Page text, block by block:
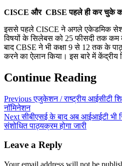
CISCE और CBSE पहले ही कर चुके
इससे पहले CISCE ने अगले एकेडमिक
विषयों के सिलेबस को 25 फीसदी तक
बाद CBSE ने भी कक्षा 9 से 12 तक के
करने का ऐलान किया। इस बारे में केंद्रीय
Continue Reading
Previousएजुकेशन / राष्ट्रीय आईसीटी
नॉमिनेशन
Nextसीबीएसई के बाद अब आईआईटी भी
संशोधित पाठ्यक्रम होगा जारी
Leave a Reply
Your email address will not be